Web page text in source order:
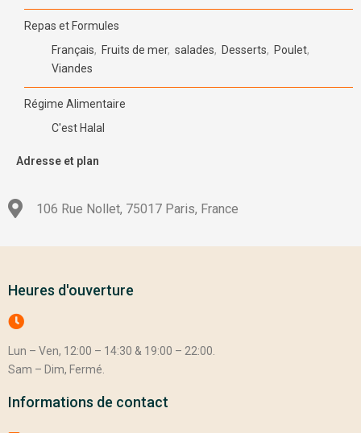
Repas et Formules
Français, Fruits de mer, salades, Desserts, Poulet,
Viandes
Régime Alimentaire
C'est Halal
Adresse et plan
106 Rue Nollet, 75017 Paris, France
Heures d'ouverture
Lun – Ven, 12:00 – 14:30 & 19:00 – 22:00.
Sam – Dim, Fermé.
Informations de contact